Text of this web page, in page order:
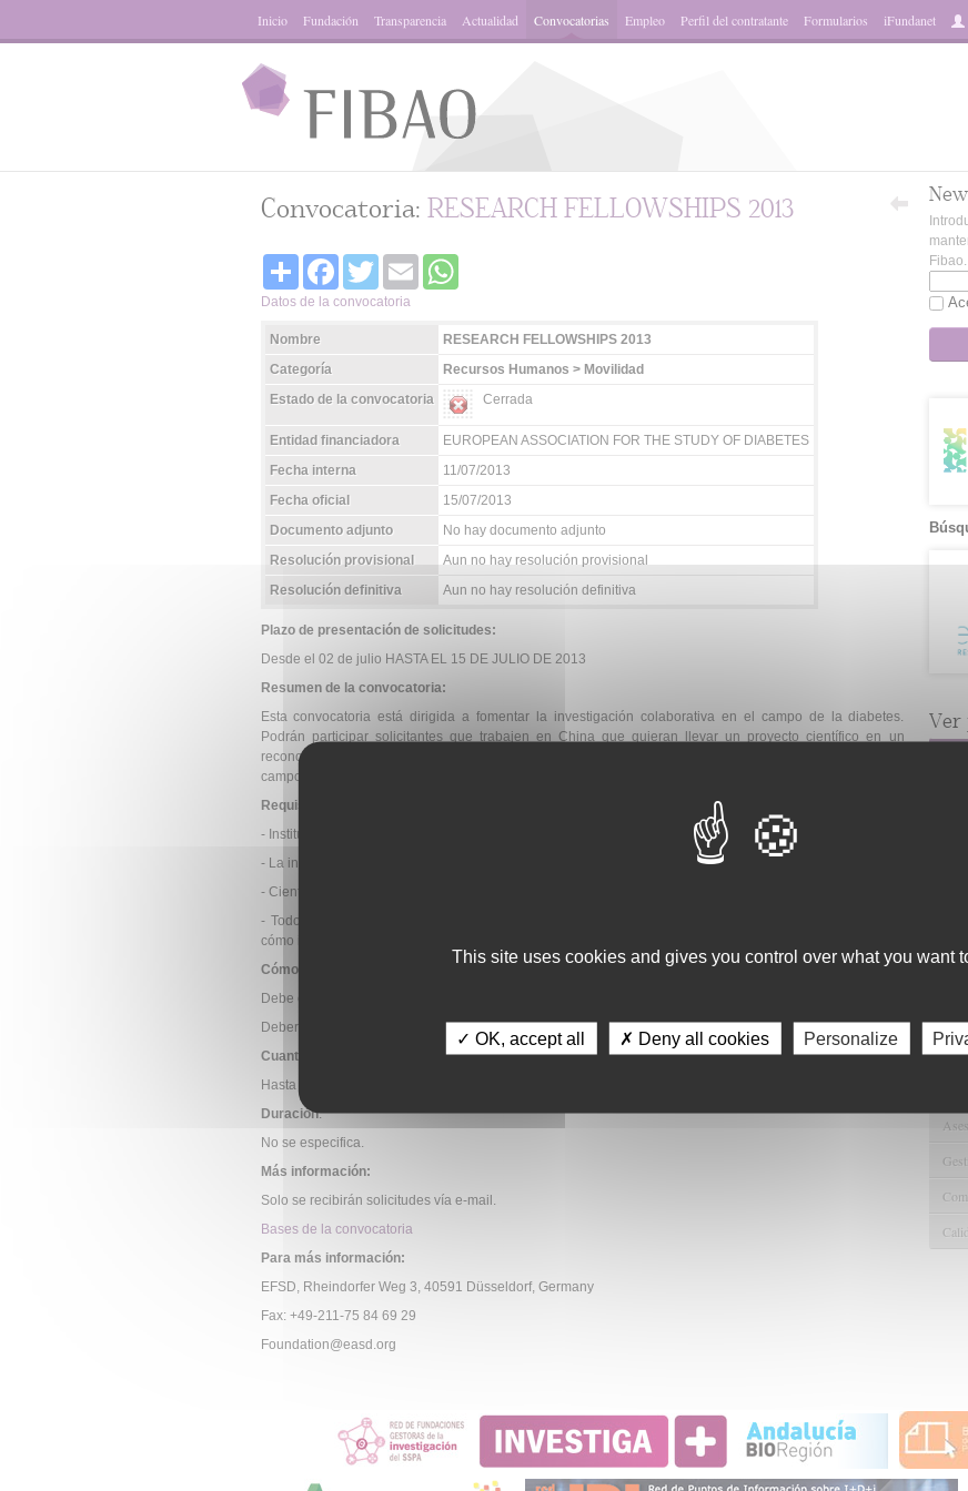
Inicio Fundación Transparencia Actualidad Convocatorias Empleo Perfil del contratante Formularios iFundanet
Convocatoria: RESEARCH FELLOWSHIPS 2013
Share FacebookTwitter Email
Datos de la convocatoria
Nombre
RESEARCH FELLOWSHIPS 2013
Categoría
Recursos Humanos > Movilidad
Estado de la convocatoria
Cerrada
Entidad financiadora
EUROPEAN ASSOCIATION FOR THE STUDY OF DIABETES
Fecha interna
11/07/2013
Fecha oficial
15/07/2013
Documento adjunto
No hay documento adjunto
Resolución provisional
Aun no hay resolución provisional
Resolución definitiva
Aun no hay resolución definitiva
Plazo de presentación de solicitudes:
Desde el 02 de julio HASTA EL 15 DE JULIO DE 2013
Resumen de la convocatoria:
Esta convocatoria está dirigida a fomentar la investigación colaborativa en el campo de la diabetes.
Podrán participar solicitantes que trabajen en China que quieran llevar un proyecto científico en un
reconocido centro de Europa y países asociados. Los solicitantes deberán demostrar su capacidad en el
campo de la investigación de la diabetes.
Requisitos de los Solicitantes:
- Instituciones sin ánimo de lucro de China, Europa y países asociados.
- La institución de destino debe tener sede en Europa.
- Científicos o clínicos menores de 38 años a fecha del 1 de enero del año de la concesión.
- Todos los investigadores principales deben ser miembros EASD. Podrá encontrar los detalles sobre
cómo inscribirse a través del siguiente
Cómo se solicita:
Debe enviar la
Deberá adjuntar una carta de apoyo de su supervisor y de su institución de acogida.
Cuantía
Hasta 50.000 euros.
Duración:
No se especifica.
Más información:
Solo se recibirán solicitudes vía e-mail.
Bases de la convocatoria
Para más información:
EFSD, Rheindorfer Weg 3, 40591 Düsseldorf, Germany
Fax: +49-211-75 84 69 29
Foundation@easd.org
Fibao.
Ver
This site uses cookies and gives you control over what you want
✓ OK, accept all ✗ Deny all cookies Personalize